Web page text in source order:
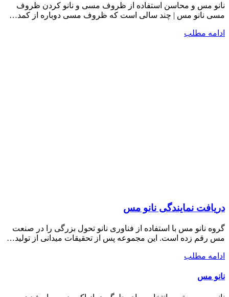
نانو مس و محاسن استفاده از ظروف مسی و نانو کردن ظروف
مسی نانو مس | چند سالی است که ظروف مسی دوباره از کمد…
ادامه مطلب
دریافت نمایندگی نانو مس
گروه نانو مس با استفاده از فناوری نانو تحول بزرگی را در صنعت
مس رقم زده است. این مجموعه پس از تحقیقات میدانی از تولید…
ادامه مطلب
نانو مس